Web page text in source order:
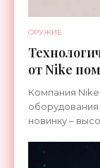
ОРУЖИЕ
от Nike
ноги
Компания
новинку –